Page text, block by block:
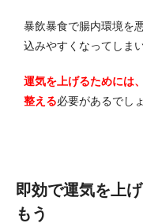
暴飲暴食で腸内環境を
込みやすくなってしまい
運気を上げるためには
整える必要があるでしょ
即効で運気を上
もう